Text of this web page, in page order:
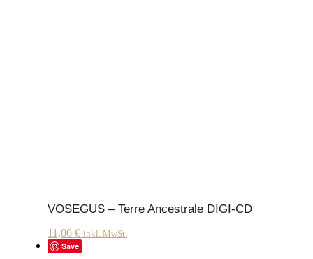
VOSEGUS – Terre Ancestrale DIGI-CD
11,00 € inkl. MwSt.
Save